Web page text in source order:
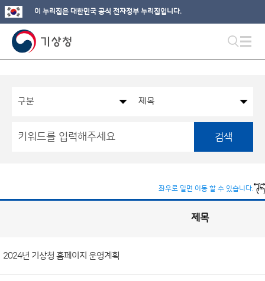
이 누리집은 대한민국 공식 전자정부 누리집입니다.
검색
좌우로 밀면 이동 할 수 있습니다.
공
개
정
보
목
록
제목
2024년 기상청 홈페이지 운영계획